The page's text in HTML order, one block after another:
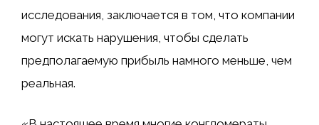
исследования, заключается в том, что компании
могут искать нарушения, чтобы сделать
предполагаемую прибыль намного меньше, чем
реальная.